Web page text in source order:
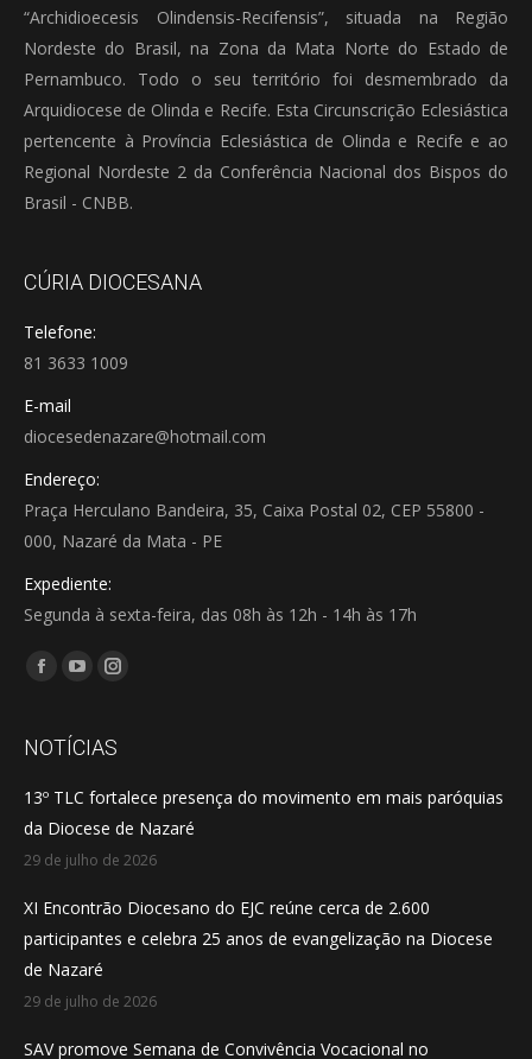
“Archidioecesis Olindensis-Recifensis”, situada na Região
Nordeste do Brasil, na Zona da Mata Norte do Estado de
Pernambuco. Todo o seu território foi desmembrado da
Arquidiocese de Olinda e Recife. Esta Circunscrição Eclesiástica
pertencente à Província Eclesiástica de Olinda e Recife e ao
Regional Nordeste 2 da Conferência Nacional dos Bispos do
Brasil - CNBB.
CÚRIA DIOCESANA
Telefone:
81 3633 1009
E-mail
diocesedenazare@hotmail.com
Endereço:
Praça Herculano Bandeira, 35, Caixa Postal 02, CEP 55800 -
000, Nazaré da Mata - PE
Expediente:
Segunda à sexta-feira, das 08h às 12h - 14h às 17h
Encontre-nos em:
Facebook
opens
new
window
YouTube
opens
new
window
Instagram
opens
new
window
NOTÍCIAS
13º TLC fortalece presença do movimento em mais paróquias
da Diocese de Nazaré
29 de julho de 2026
XI Encontrão Diocesano do EJC reúne cerca de 2.600
participantes e celebra 25 anos de evangelização na Diocese
de Nazaré
29 de julho de 2026
SAV promove Semana de Convivência Vocacional no